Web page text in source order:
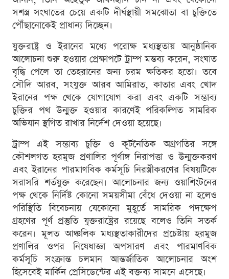
সশস্ত্র সংঘাতের চেয়ে একটি দীর্ঘস্থায়ী সমঝোতা বা চুক্তিতে
পৌঁছানোকেই প্রাধান্য দিচ্ছেন।
যুক্তরাষ্ট্র ও ইরানের মধ্যে পরোক্ষ মধ্যস্থতায় আনুষ্ঠানিক
আলোচনা শুরু হওয়ার প্রেক্ষাপটে ট্রাম্প মন্তব্য করেন, সংঘাত
বৃদ্ধি পেলে তা তেহরানের জন্য চরম ক্ষতিকর হতো। তবে
সৌদি আরব, সংযুক্ত আরব আমিরাত, কাতার এবং খোদ
ইরানের পক্ষ থেকে যোগাযোগ করা এবং একটি সম্ভাব্য
চুক্তির পথ উন্মুক্ত হওয়ার কারণেই পরিকল্পিত সামরিক
অভিযান স্থগিত রাখার নির্দেশ দেওয়া হয়েছে।
ট্রাম্প এই সম্ভাব্য চুক্তি ও কূটনৈতিক অগ্রগতির সঙ্গে
কৌশলগত হরমুজ প্রণালির পূর্ণাঙ্গ নিরাপত্তা ও উন্মুক্তকরণ
এবং ইরানের পারমাণবিক কর্মসূচি নিরস্ত্রীকরণের বিষয়টিকে
সরাসরি শর্তযুক্ত করেছেন। আলোচনার জন্য ওয়াশিংটনের
পক্ষ থেকে নির্দিষ্ট কোনো সময়সীমা বেঁধে দেওয়া না হলেও
পরিস্থিতি বিবেচনায় যেকোনো মুহূর্তে সামরিক পদক্ষেপ
গ্রহণের পূর্ণ প্রস্তুতি যুক্তরাষ্ট্রের রয়েছে বলেও তিনি সতর্ক
করেন। মূলত আঞ্চলিক মধ্যস্থতাকারীদের প্রচেষ্টায় হরমুজ
প্রণালির ওপর নিষেধাজ্ঞা অপসারণ এবং পারমাণবিক
কর্মসূচি সংক্রান্ত চলমান আন্তর্জাতিক আলোচনার অংশ
হিসেবেই মার্কিন প্রেসিডেন্টের এই বক্তব্য সামনে এসেছে।